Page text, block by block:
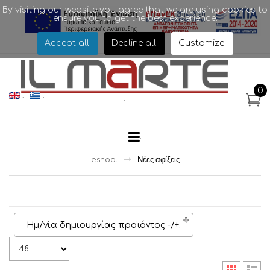
.
.
0
. .
.
eshop. Νέες αφίξεις
Ημ/νία δημιουργίας προϊόντος -/+.
By visiting our website you agree that we are using cookies to
ensure you to get the best experience.
Accept all. Decline all. Customize.